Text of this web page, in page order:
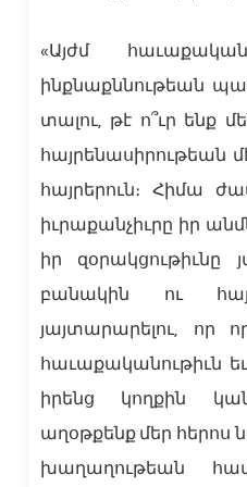
«Այժմ
ինքնաքննութեան
տալու, թէ ո՞ւր ենք
հայրենասիրութեան
հայրերուն։ Հիմա
իւրաքանչիւրը իր
իր զօրակցութիւնը
բանակին ու
յայտարարելու, որ
հաւաքականութիւն
իրենց կողքին
աղօթքենք մեր հերոս
խաղաղութեան